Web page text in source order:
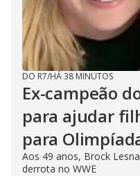
DO R7/HÁ 38 MINUTOS
Ex-campeão
para ajudar
para
Aos 49 anos, Brock
derrota no WWE